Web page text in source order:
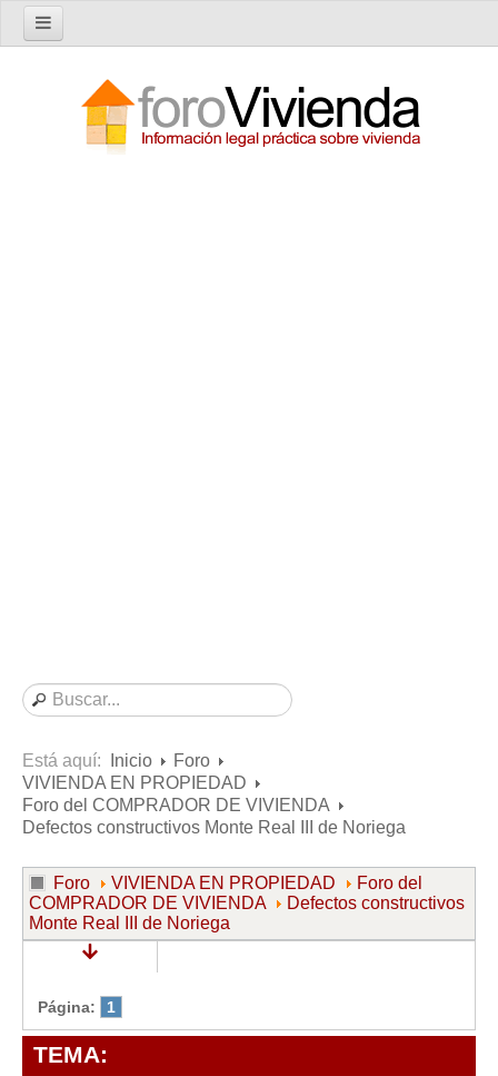
Nuevo tema
Contratos de Arrendamiento
De uso distinto al de vivienda
Otros contratos de Arrendamiento
Requerimientos y comunicaciones
Para contratos anteriores al 6 de junio de 2013
Para contratos de Renta Antigua
Formularios sobre Vivienda en Propiedad
Modelos de Contratos
Requerimientos y comunicaciones
Formularios sobre Propiedad Horizontal
Está aquí: Inicio
Foro
VIVIENDA EN PROPIEDAD
Foro del COMPRADOR DE VIVIENDA
Defectos constructivos Monte Real III de Noriega
Foro VIVIENDA EN PROPIEDAD
Foro del
COMPRADOR DE VIVIENDA
Defectos constructivos
Monte Real III de Noriega
Página: 1
TEMA: